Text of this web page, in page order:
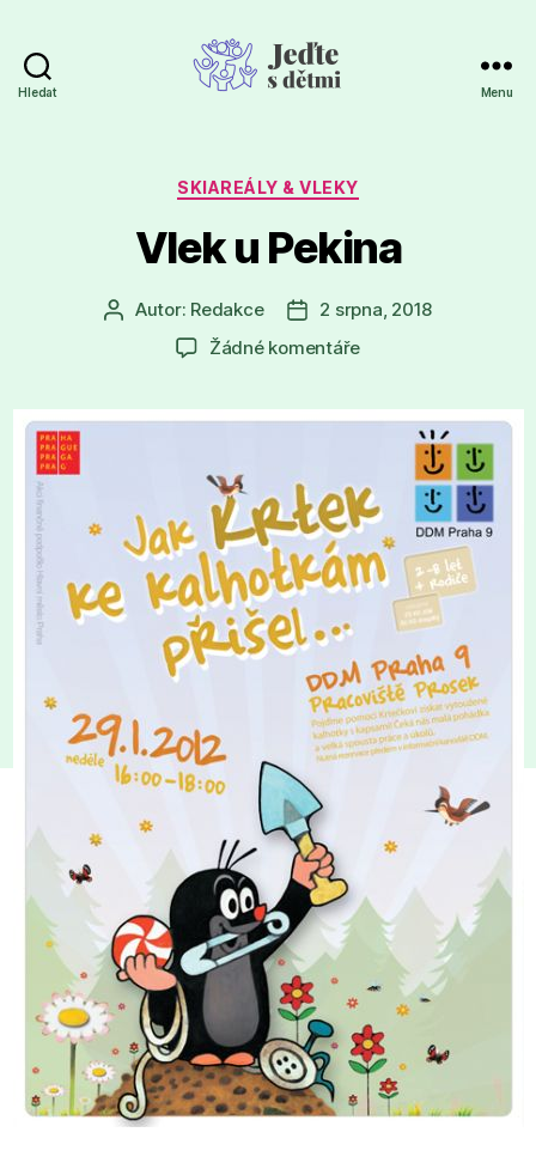
Hledat Menu
Rubriky
SKIAREÁLY & VLEKY
Vlek u Pekina
Autor
příspěvku
Autor: Redakce
Datum
příspěvku
2 srpna, 2018
Žádné komentářeu
názvem
Pekina